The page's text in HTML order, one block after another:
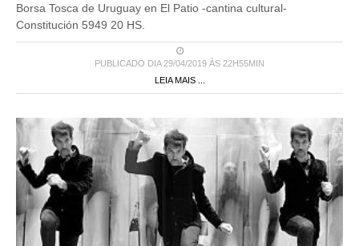
Borsa Tosca de Uruguay en El Patio -cantina cultural-
Constitución 5949 20 HS.
PUBLICADO DIA 29/04/2019 ÀS 22H55MIN
LEIA MAIS ...